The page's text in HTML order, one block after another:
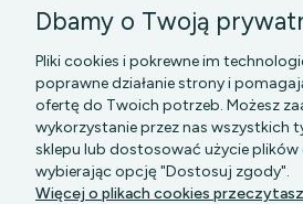
PGK MAZOWSZE SP Z O.O.||
00-716 WARSZAWA, woj.
Dbamy o Twoją
Pliki cookies i pokrewne im
poprawne działanie strony i
ofertę do Twoich potrzeb. Możesz
wykorzystanie przez nas wszystkich
sklepu lub dostosować użycie
wybierając opcję "Dostosuj zgody".
Więcej o plikach cookies